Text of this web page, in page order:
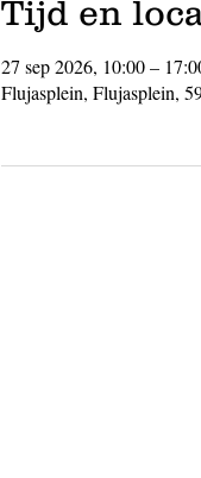
Tijd en
27 sep 2026, 10:00 –
Flujasplein, Flujasplein,